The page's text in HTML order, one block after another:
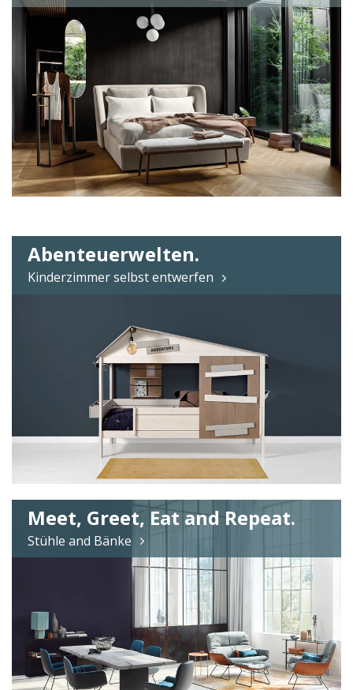
Abenteuerwelten.
Kinderzimmer selbst entwerfen
Meet, Greet, Eat and Repeat.
Stühle and Bänke